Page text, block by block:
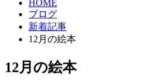
HOME
ブログ
新着記事
12月の絵本
12月の絵本